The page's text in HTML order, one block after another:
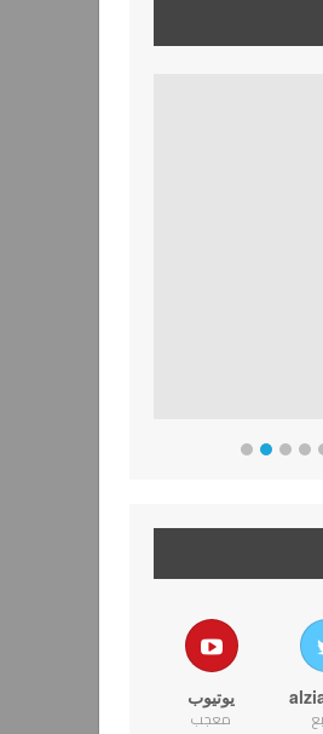
يوتيوب
معجب